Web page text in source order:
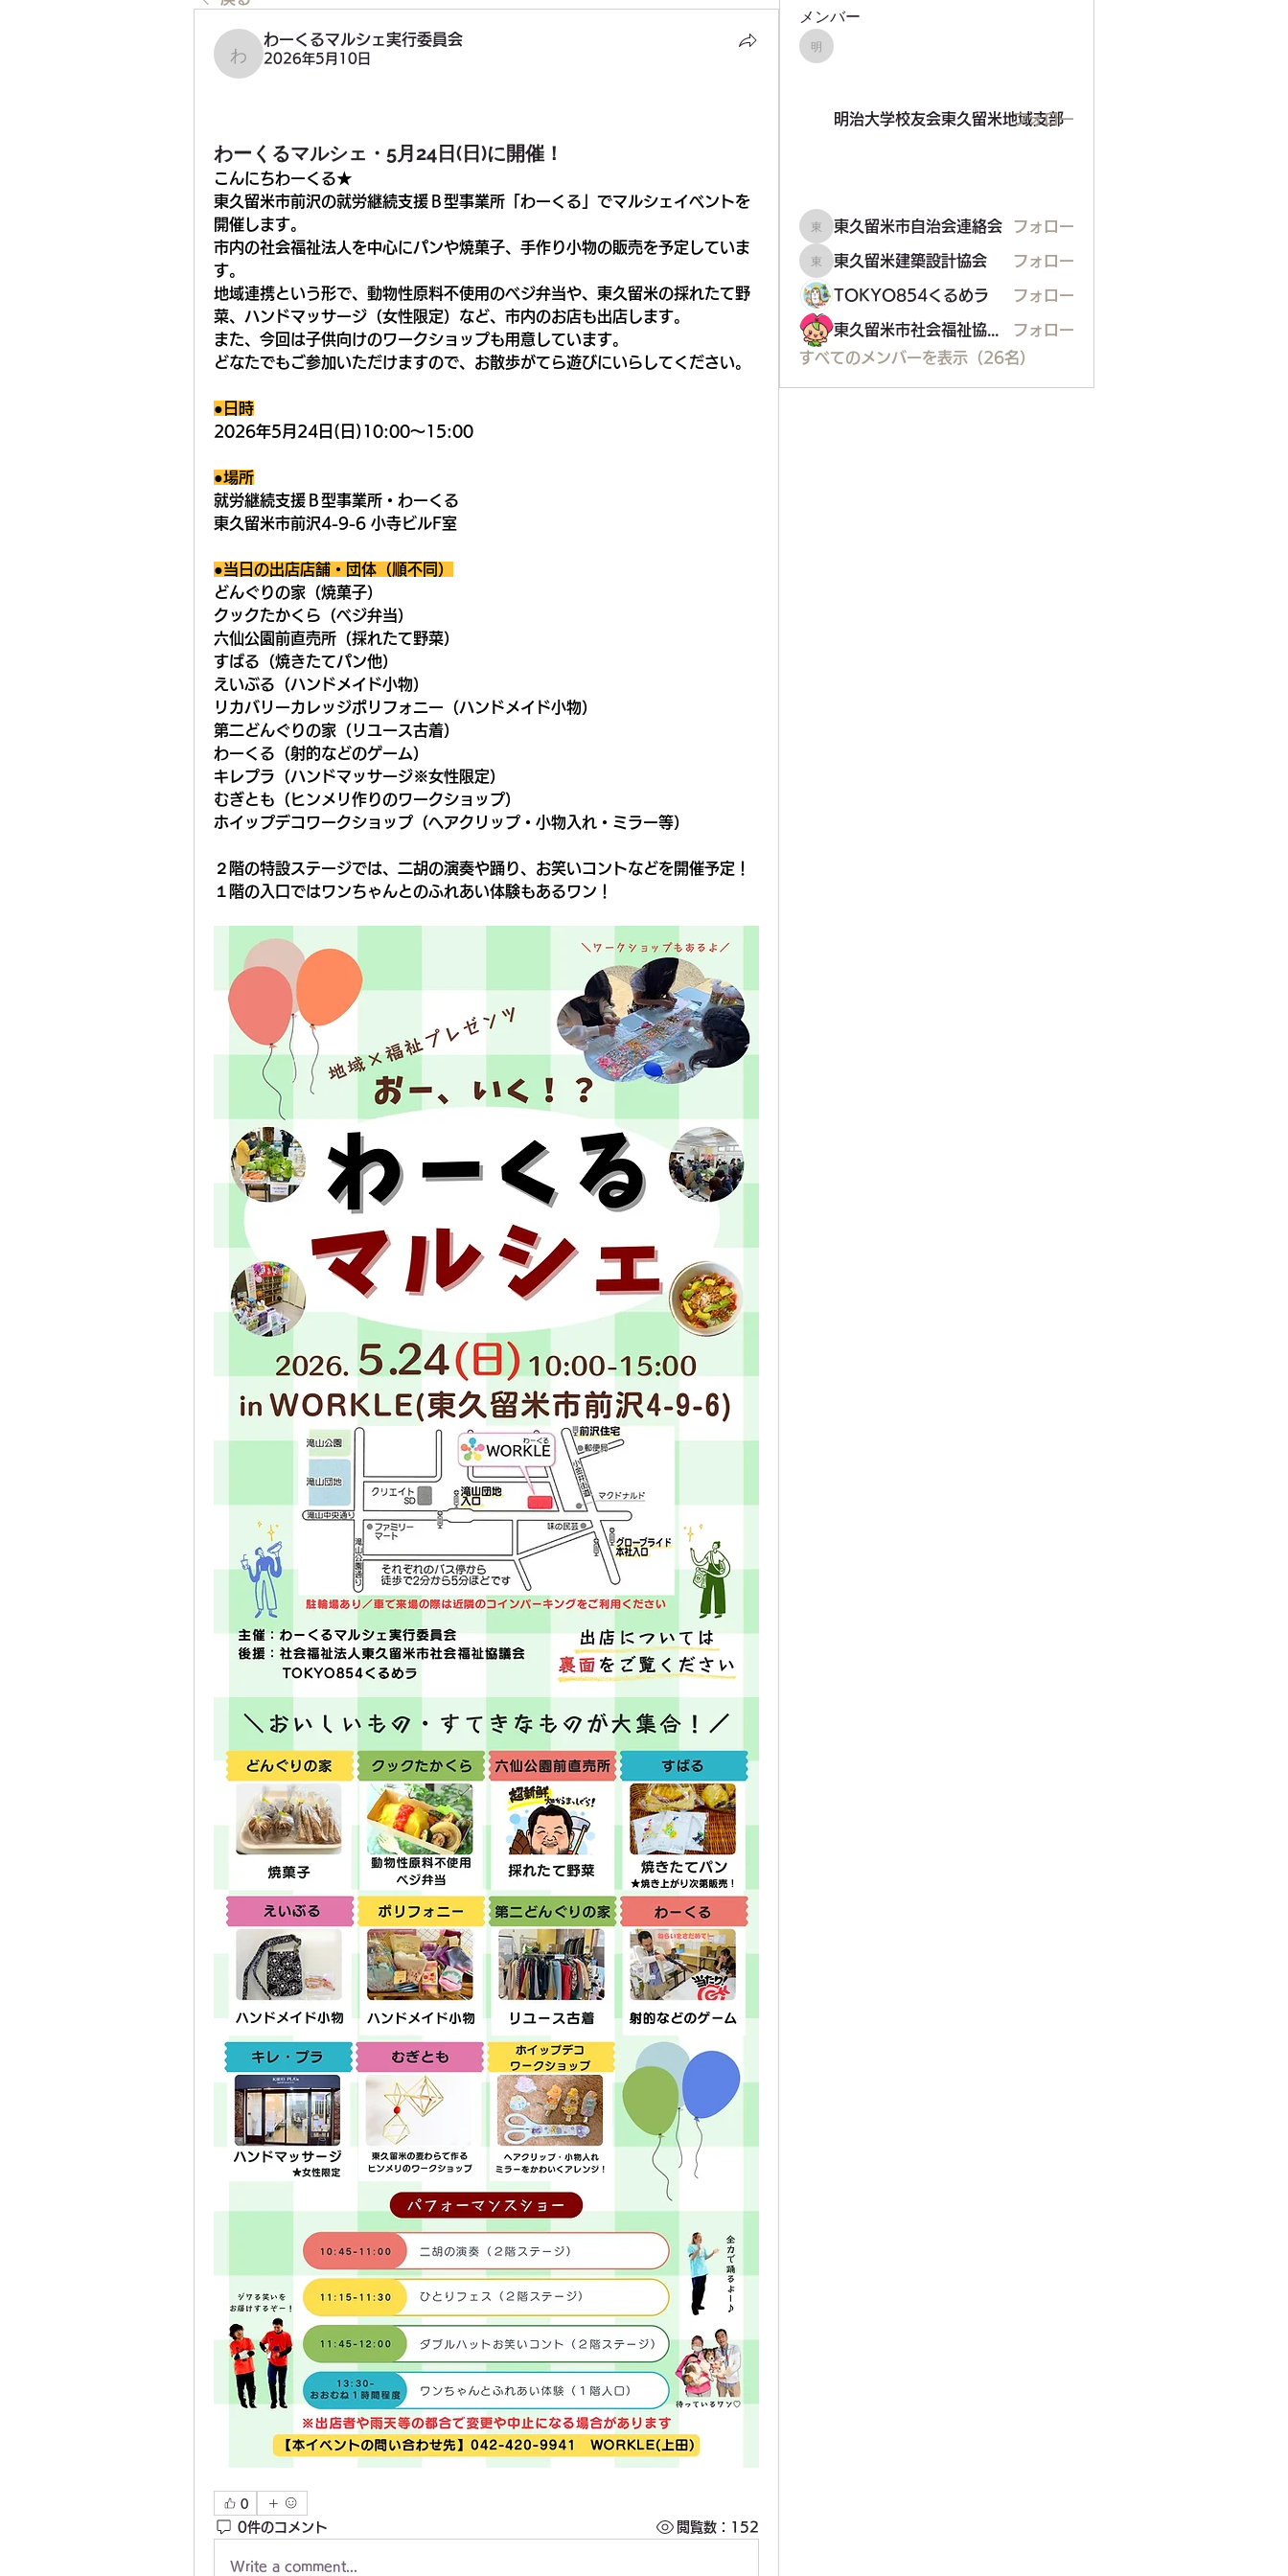
わーくるマルシェ実行委員会
わーくるマルシェ実行委員会
2026年5月10日
わーくるマルシェ・5月24日(日)に開催！
こんにちわーくる★
東久留米市前沢の就労継続支援Ｂ型事業所「わーくる」でマルシェイベントを
開催します。
市内の社会福祉法人を中心にパンや焼菓子、手作り小物の販売を予定していま
す。
地域連携という形で、動物性原料不使用のベジ弁当や、東久留米の採れたて野
菜、ハンドマッサージ（女性限定）など、市内のお店も出店します。
また、今回は子供向けのワークショップも用意しています。
どなたでもご参加いただけますので、お散歩がてら遊びにいらしてください。
●日時
2026年5月24日(日)10:00～15:00
●場所
就労継続支援Ｂ型事業所・わーくる
東久留米市前沢4-9-6 小寺ビルF室
●当日の出店店舗・団体（順不同）
どんぐりの家（焼菓子）
クックたかくら（ベジ弁当）
六仙公園前直売所（採れたて野菜）
すばる（焼きたてパン他）
えいぶる（ハンドメイド小物）
リカバリーカレッジポリフォニー（ハンドメイド小物）
第二どんぐりの家（リユース古着）
わーくる（射的などのゲーム）
キレプラ（ハンドマッサージ※女性限定）
むぎとも（ヒンメリ作りのワークショップ）
ホイップデコワークショップ（ヘアクリップ・小物入れ・ミラー等）
２階の特設ステージでは、二胡の演奏や踊り、お笑いコントなどを開催予定！
１階の入口ではワンちゃんとのふれあい体験もあるワン！
0
0件のコメント 閲覧数：152
Write a comment...
メンバー
明治大学校友会東久留米地域支部
明治大学校友会東久留米地域支部
フォロー
東久留米市自治会連絡会
東久留米市自治会連絡会 フォロー
東久留米建築設計協会
東久留米建築設計協会 フォロー
TOKYO854くるめラ フォロー
東久留米市社会福祉協議会
フォロー
すべてのメンバーを表示（26名）